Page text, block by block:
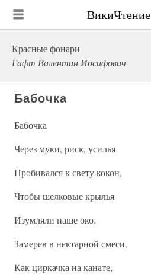
ВикиЧтение
Красные фонари
Гафт Валентин Иосифович
Бабочка
Бабочка
Через муки, риск, усилья
Пробивался к свету кокон,
Чтобы шелковые крылья
Изумляли наше око.
Замерев в нектарной смеси,
Как циркачка на канате,